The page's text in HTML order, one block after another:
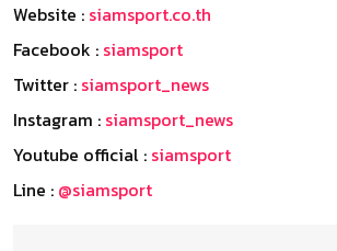
Website : siamsport.co.th
Facebook : siamsport
Twitter : siamsport_news
Instagram : siamsport_news
Youtube official : siamsport
Line : @siamsport